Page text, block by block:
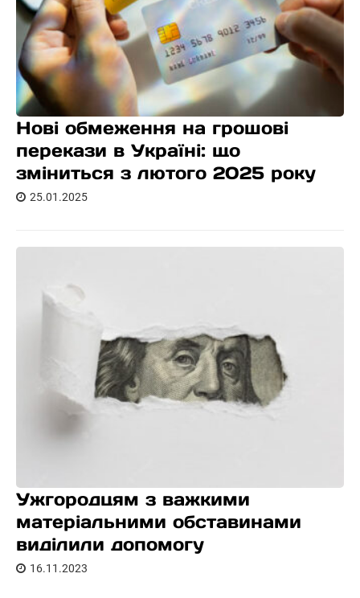
Нові обмеження на грошові
перекази в Україні: що
зміниться з лютого 2025 року
25.01.2025
Ужгородцям з важкими
матеріальними обставинами
виділили допомогу
16.11.2023